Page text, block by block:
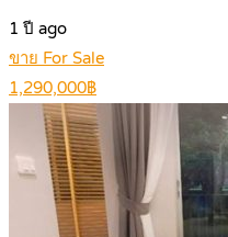
1 ปี ago
ขาย For Sale
1,290,000฿